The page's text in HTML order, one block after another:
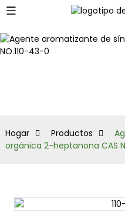
Hogar Productos
orgánica 2-heptanona CAS